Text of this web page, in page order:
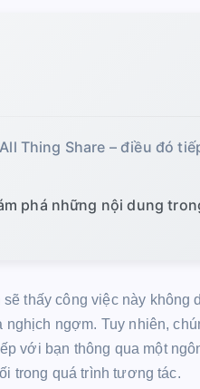
Thing Share – điều đó
phá những nội dung
thấy công việc này không
ngợm. Tuy nhiên,
với bạn thông qua một
trong quá trình tương tác.